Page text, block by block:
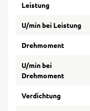
Leistung
U/min bei Leistung
Drehmoment
U/min bei
Drehmoment
Verdichtung